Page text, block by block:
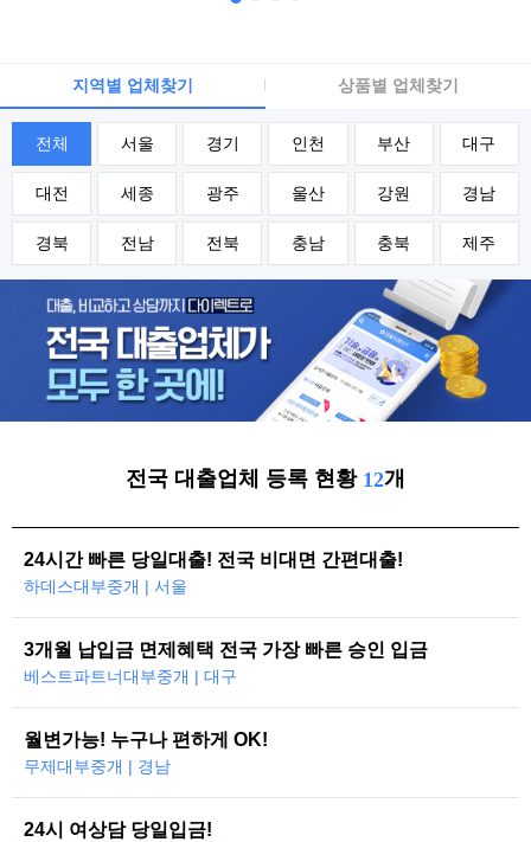
지역별 업체찾기 상품별 업체찾기
전체 서울 경기 인천 부산 대구
대전 세종 광주 울산 강원 경남
경북 전남 전북 충남 충북 제주
전국 대출업체 등록 현황 12개
24시간 빠른 당일대출! 전국 비대면 간편대출!
하데스대부중개 | 서울
3개월 납입금 면제혜택 전국 가장 빠른 승인 입금
베스트파트너대부중개 | 대구
월변가능! 누구나 편하게 OK!
무제대부중개 | 경남
24시 여상담 당일입금!